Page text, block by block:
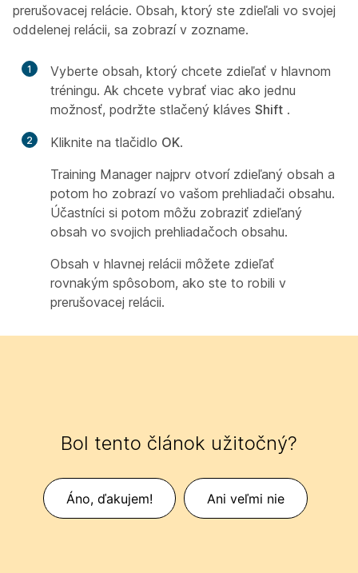
prerušovacej relácie. Obsah, ktorý ste zdieľali vo svojej
oddelenej relácii, sa zobrazí v zozname.
1
Vyberte obsah, ktorý chcete zdieľať v hlavnom
tréningu. Ak chcete vybrať viac ako jednu
možnosť, podržte stlačený kláves Shift .
2 Kliknite na tlačidlo OK.
Training Manager najprv otvorí zdieľaný obsah a
potom ho zobrazí vo vašom prehliadači obsahu.
Účastníci si potom môžu zobraziť zdieľaný
obsah vo svojich prehliadačoch obsahu.
Obsah v hlavnej relácii môžete zdieľať
rovnakým spôsobom, ako ste to robili v
prerušovacej relácii.
Bol tento článok užitočný?
Áno, ďakujem! Ani veľmi nie